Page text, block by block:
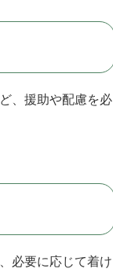
、援助や配慮を必
必要に応じて着け